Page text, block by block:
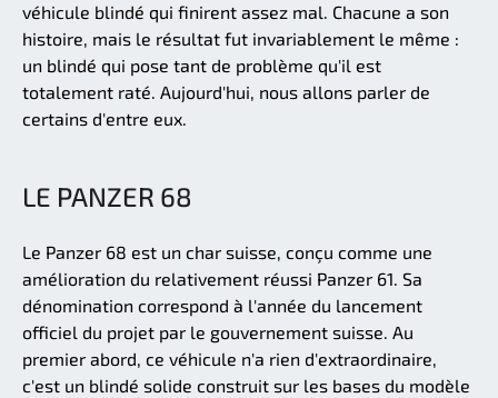
véhicule blindé qui finirent assez mal. Chacune a son
histoire, mais le résultat fut invariablement le même :
un blindé qui pose tant de problème qu'il est
totalement raté. Aujourd'hui, nous allons parler de
certains d'entre eux.
LE PANZER 68
Le Panzer 68 est un char suisse, conçu comme une
amélioration du relativement réussi Panzer 61. Sa
dénomination correspond à l'année du lancement
officiel du projet par le gouvernement suisse. Au
premier abord, ce véhicule n'a rien d'extraordinaire,
c'est un blindé solide construit sur les bases du modèle